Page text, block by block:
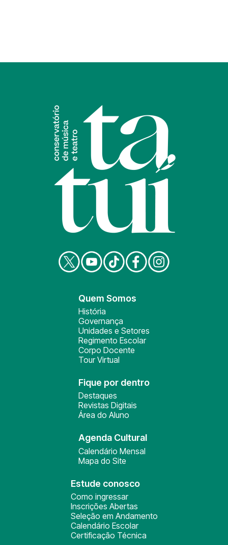
Quem Somos
História
Governança
Unidades e Setores
Regimento Escolar
Corpo Docente
Tour Virtual
Fique por dentro
Destaques
Revistas Digitais
Área do Aluno
Agenda Cultural
Calendário Mensal
Mapa do Site
Estude conosco
Como ingressar
Inscrições Abertas
Seleção em Andamento
Calendário Escolar
Certificação Técnica